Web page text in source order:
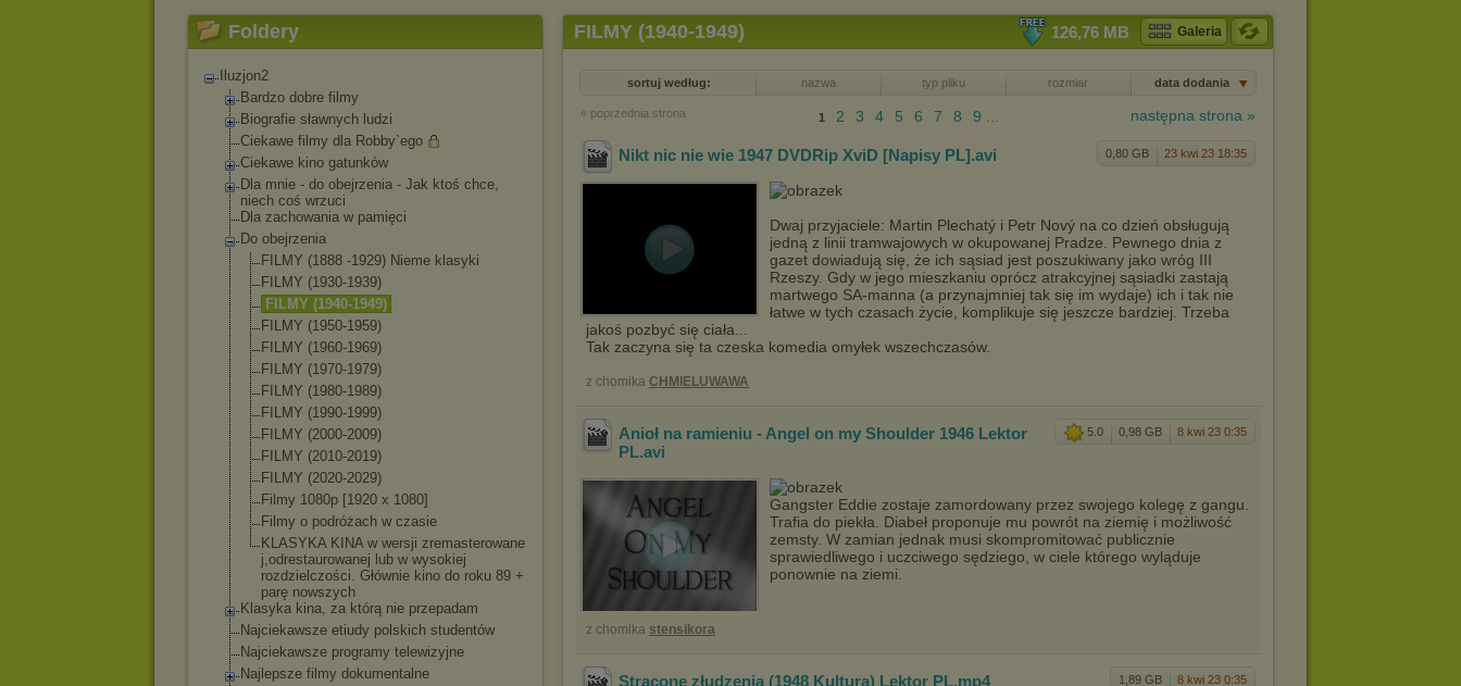
Foldery
Iluzjon2
Bardzo dobre filmy
Biografie sławnych ludzi
Ciekawe filmy dla Robby`ego
Ciekawe kino gatunków
Dla mnie - do obejrzenia - Jak ktoś chce,
niech coś wrzuci
Dla zachowania w pamięci
Do obejrzenia
FILMY (1888 -1929) Nieme klasyki
FILMY (1930-1939)
FILMY (1940-1949)
FILMY (1950-1959)
FILMY (1960-1969)
FILMY (1970-1979)
FILMY (1980-1989)
FILMY (1990-1999)
FILMY (2000-2009)
FILMY (2010-2019)
FILMY (2020-2029)
Filmy 1080p [1920 x 1080]
Filmy o podróżach w czasie
KLASYKA KINA w wersji zremasterowane
j,odrestaurowanej lub w wysokiej
rozdzielczości. Głównie kino do roku 89 +
parę nowszych
Klasyka kina, za którą nie przepadam
Najciekawsze etiudy polskich studentów
Najciekawsze programy telewizyjne
Najlepsze filmy dokumentalne
FILMY (1940-1949) 126,76 MB Galeria
sortuj według: nazwa typ pliku rozmiar data dodania
« poprzednia strona następna strona »
1 2 3 4 5 6 7 8 9 ...
0,80 GB 23 kwi 23 18:35
Nikt nic nie wie 1947 DVDRip XviD [Napisy PL] .avi
Dwaj przyjaciele: Martin Plechatý i Petr Nový na co dzień obsługują
jedną z linii tramwajowych w okupowanej Pradze. Pewnego dnia z
gazet dowiadują się, że ich sąsiad jest poszukiwany jako wróg III
Rzeszy. Gdy w jego mieszkaniu oprócz atrakcyjnej sąsiadki zastają
martwego SA-manna (a przynajmniej tak się im wydaje) ich i tak nie
łatwe w tych czasach życie, komplikuje się jeszcze bardziej. Trzeba
jakoś pozbyć się ciała...
Tak zaczyna się ta czeska komedia omyłek wszechczasów.
z chomika CHMIELUWAWA
5.0 0,98 GB 8 kwi 23 0:35
Anioł na ramieniu - Angel on my Shoulder 1946 Lektor
PL.avi
Gangster Eddie zostaje zamordowany przez swojego kolegę z gangu.
Trafia do piekła. Diabeł proponuje mu powrót na ziemię i możliwość
zemsty. W zamian jednak musi skompromitować publicznie
sprawiedliwego i uczciwego sędziego, w ciele którego wyląduje
ponownie na ziemi.
z chomika stensikora
1,89 GB 8 kwi 23 0:35
Stracone złudzenia (1948 Kultura) Lektor PL.mp4